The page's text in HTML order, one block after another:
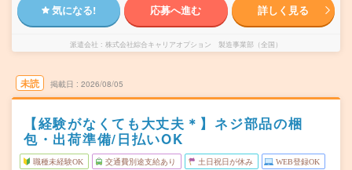
気になる! 応募へ進む 詳しく見る
派遣会社 株式会社綜合キャリアオプション 製造事業部（全国）
未読 掲載日 2026/08/05
【経験がなくても大丈夫＊】ネジ部品の梱
包・出荷準備/日払いOK
職種未経験OK 交通費別途支給あり 土日祝日が休み WEB登録OK